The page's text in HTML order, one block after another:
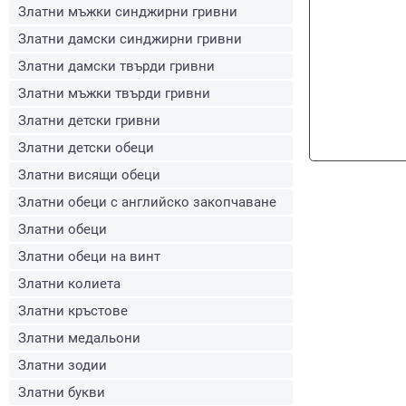
Златни мъжки синджирни гривни
Златни дамски синджирни гривни
Златни дамски твърди гривни
Златни мъжки твърди гривни
Златни детски гривни
Златни детски обеци
Златни висящи обеци
Златни обеци с английско закопчаване
Златни обеци
Златни обеци на винт
Златни колиета
Златни кръстове
Златни медальони
Златни зодии
Златни букви